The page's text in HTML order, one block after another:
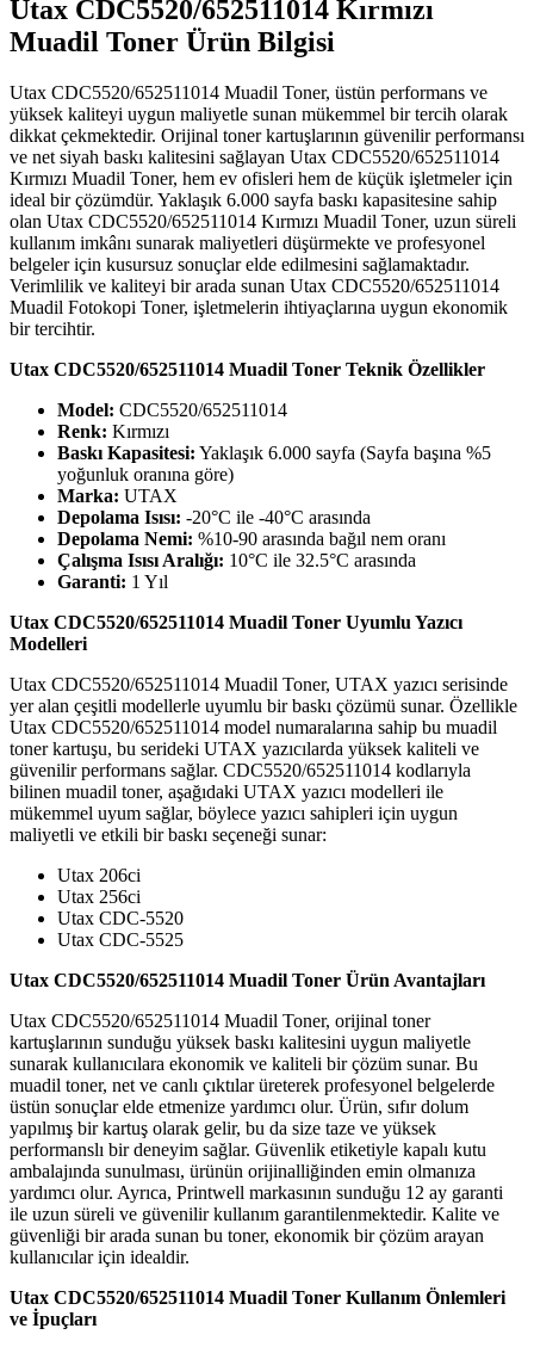
Utax CDC5520/652511014 Kırmızı
Muadil Toner Ürün Bilgisi
Utax CDC5520/652511014 Muadil Toner, üstün performans ve
yüksek kaliteyi uygun maliyetle sunan mükemmel bir tercih olarak
dikkat çekmektedir. Orijinal toner kartuşlarının güvenilir performansı
ve net siyah baskı kalitesini sağlayan Utax CDC5520/652511014
Kırmızı Muadil Toner, hem ev ofisleri hem de küçük işletmeler için
ideal bir çözümdür. Yaklaşık 6.000 sayfa baskı kapasitesine sahip
olan Utax CDC5520/652511014 Kırmızı Muadil Toner, uzun süreli
kullanım imkânı sunarak maliyetleri düşürmekte ve profesyonel
belgeler için kusursuz sonuçlar elde edilmesini sağlamaktadır.
Verimlilik ve kaliteyi bir arada sunan Utax CDC5520/652511014
Muadil Fotokopi Toner, işletmelerin ihtiyaçlarına uygun ekonomik
bir tercihtir.
Utax CDC5520/652511014 Muadil Toner Teknik Özellikler
Model: CDC5520/652511014
Renk: Kırmızı
Baskı Kapasitesi: Yaklaşık 6.000 sayfa (Sayfa başına %5
yoğunluk oranına göre)
Marka: UTAX
Depolama Isısı: -20°C ile -40°C arasında
Depolama Nemi: %10-90 arasında bağıl nem oranı
Çalışma Isısı Aralığı: 10°C ile 32.5°C arasında
Garanti: 1 Yıl
Utax CDC5520/652511014 Muadil Toner Uyumlu Yazıcı
Modelleri
Utax CDC5520/652511014 Muadil Toner, UTAX yazıcı serisinde
yer alan çeşitli modellerle uyumlu bir baskı çözümü sunar. Özellikle
Utax CDC5520/652511014 model numaralarına sahip bu muadil
toner kartuşu, bu serideki UTAX yazıcılarda yüksek kaliteli ve
güvenilir performans sağlar. CDC5520/652511014 kodlarıyla
bilinen muadil toner, aşağıdaki UTAX yazıcı modelleri ile
mükemmel uyum sağlar, böylece yazıcı sahipleri için uygun
maliyetli ve etkili bir baskı seçeneği sunar:
Utax 206ci
Utax 256ci
Utax CDC-5520
Utax CDC-5525
Utax CDC5520/652511014 Muadil Toner Ürün Avantajları
Utax CDC5520/652511014 Muadil Toner, orijinal toner
kartuşlarının sunduğu yüksek baskı kalitesini uygun maliyetle
sunarak kullanıcılara ekonomik ve kaliteli bir çözüm sunar. Bu
muadil toner, net ve canlı çıktılar üreterek profesyonel belgelerde
üstün sonuçlar elde etmenize yardımcı olur. Ürün, sıfır dolum
yapılmış bir kartuş olarak gelir, bu da size taze ve yüksek
performanslı bir deneyim sağlar. Güvenlik etiketiyle kapalı kutu
ambalajında sunulması, ürünün orijinalliğinden emin olmanıza
yardımcı olur. Ayrıca, Printwell markasının sunduğu 12 ay garanti
ile uzun süreli ve güvenilir kullanım garantilenmektedir. Kalite ve
güvenliği bir arada sunan bu toner, ekonomik bir çözüm arayan
kullanıcılar için idealdir.
Utax CDC5520/652511014 Muadil Toner Kullanım Önlemleri
ve İpuçları